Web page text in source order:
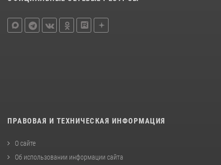
ПРАВОВАЯ И ТЕХНИЧЕСКАЯ ИНФОРМАЦИЯ
О сайте
Об использовании информации сайта